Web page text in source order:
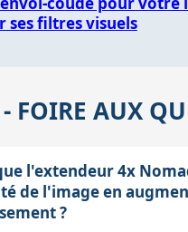
ses filtres visuels
FOIRE AUX
l'extendeur 4x
de l'image en
?